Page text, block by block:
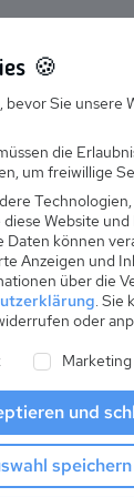
🍪
Sie unsere
die
um freiwillige
Website
Daten können
Anzeigen und
über die
. Sie
oder
Marketing
und
speichern